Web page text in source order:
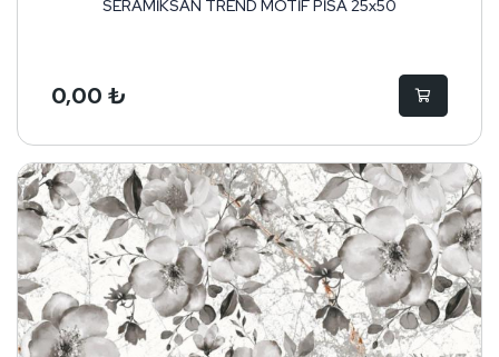
SERAMİKSAN TREND MOTİF PİSA 25x50
0,00 ₺